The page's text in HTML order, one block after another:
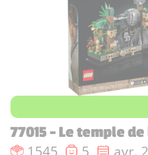
77015 - Le temple
Nombre de pièces :
1545, Nombre
5, Date
avr.